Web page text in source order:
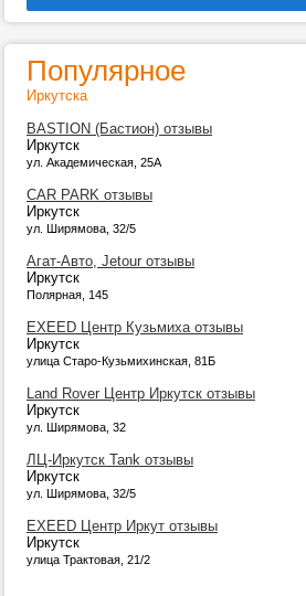
Популярное
Иркутска
BASTION (Бастион) отзывы
Иркутск
ул. Академическая, 25А
CAR PARK отзывы
Иркутск
ул. Ширямова, 32/5
Агат-Авто, Jetour отзывы
Иркутск
Полярная, 145
EXEED Центр Кузьмиха отзывы
Иркутск
улица Старо-Кузьмихинская, 81Б
Land Rover Центр Иркутск отзывы
Иркутск
ул. Ширямова, 32
ЛЦ-Иркутск Tank отзывы
Иркутск
ул. Ширямова, 32/5
EXEED Центр Иркут отзывы
Иркутск
улица Трактовая, 21/2